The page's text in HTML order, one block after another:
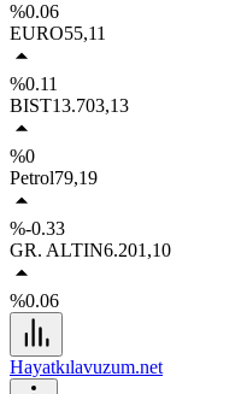
%0.06
EURO55,11
%0.11
BIST13.703,13
%0
Petrol79,19
%-0.33
GR. ALTIN6.201,10
%0.06
Hayatkılavuzum.net